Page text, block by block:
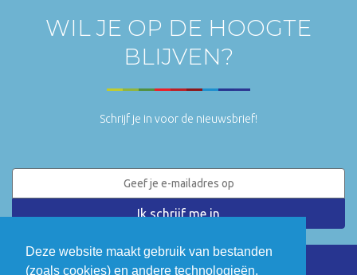
Deze website maakt gebruik van bestanden
(zoals cookies) en andere technologieën.
WIL JE OP DE HOOGTE
BLIJVEN?
Schrijf je in voor de nieuwsbrief!